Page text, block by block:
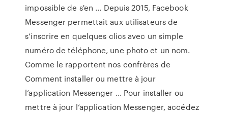
impossible de s'en ... Depuis 2015, Facebook
Messenger permettait aux utilisateurs de
s’inscrire en quelques clics avec un simple
numéro de téléphone, une photo et un nom.
Comme le rapportent nos confrères de
Comment installer ou mettre à jour
l’application Messenger ... Pour installer ou
mettre à jour l’application Messenger, accédez